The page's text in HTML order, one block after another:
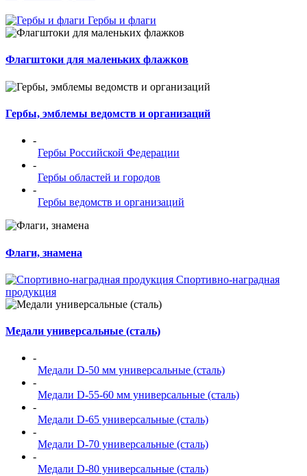
Гербы и флаги
Флагштоки для маленьких флажков
Гербы, эмблемы ведомств и организаций
-
Гербы Российской Федерации
-
Гербы областей и городов
-
Гербы ведомств и организаций
Флаги, знамена
Спортивно-наградная
продукция
Медали универсальные (сталь)
-
Медали D-50 мм универсальные (сталь)
-
Медали D-55-60 мм универсальные (сталь)
-
Медали D-65 универсальные (сталь)
-
Медали D-70 универсальные (сталь)
-
Медали D-80 универсальные (сталь)